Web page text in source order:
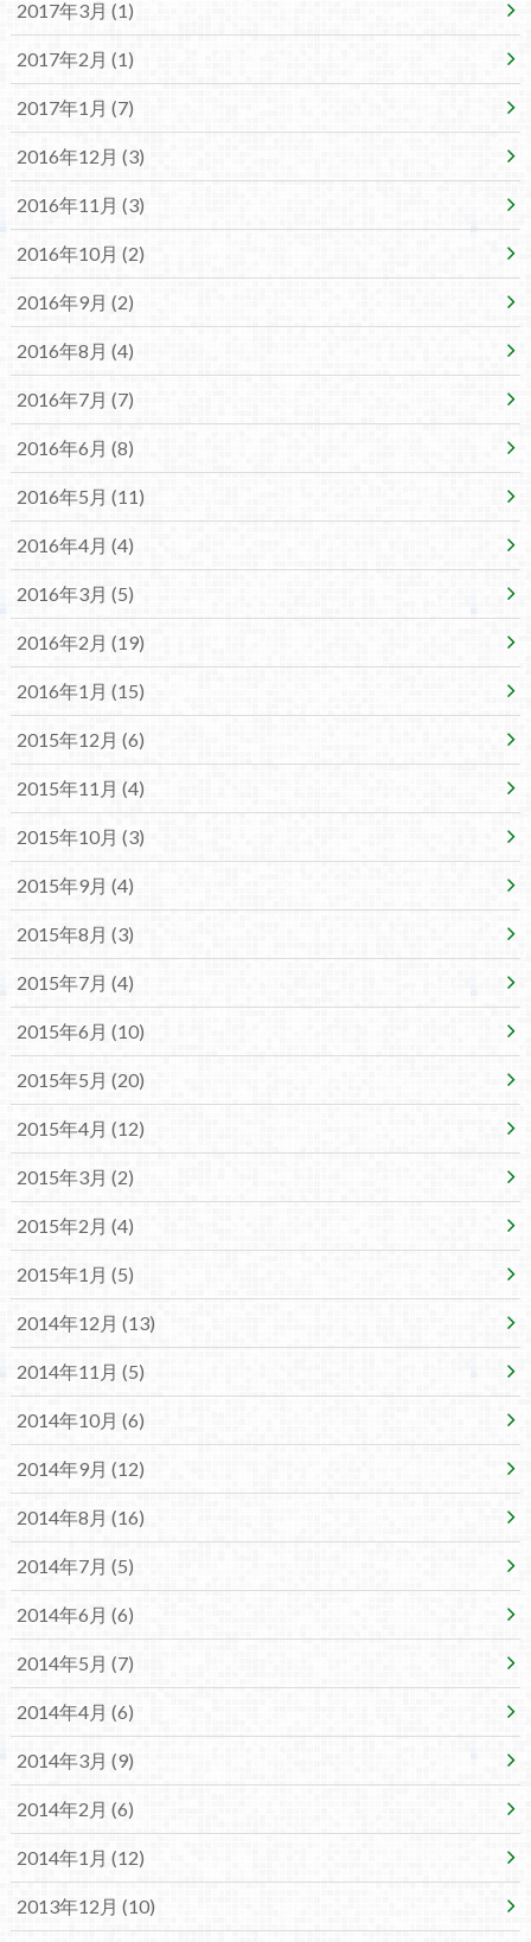
2017年3月 (1)
2017年2月 (1)
2017年1月 (7)
2016年12月 (3)
2016年11月 (3)
2016年10月 (2)
2016年9月 (2)
2016年8月 (4)
2016年7月 (7)
2016年6月 (8)
2016年5月 (11)
2016年4月 (4)
2016年3月 (5)
2016年2月 (19)
2016年1月 (15)
2015年12月 (6)
2015年11月 (4)
2015年10月 (3)
2015年9月 (4)
2015年8月 (3)
2015年7月 (4)
2015年6月 (10)
2015年5月 (20)
2015年4月 (12)
2015年3月 (2)
2015年2月 (4)
2015年1月 (5)
2014年12月 (13)
2014年11月 (5)
2014年10月 (6)
2014年9月 (12)
2014年8月 (16)
2014年7月 (5)
2014年6月 (6)
2014年5月 (7)
2014年4月 (6)
2014年3月 (9)
2014年2月 (6)
2014年1月 (12)
2013年12月 (10)